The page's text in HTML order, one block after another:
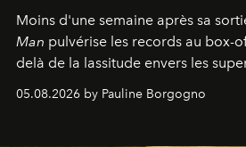
Moins d'une semaine après sa
Man pulvérise les records au box-
delà de la lassitude envers les
personnages continuent de
05.08.2026 by Pauline Borgogno